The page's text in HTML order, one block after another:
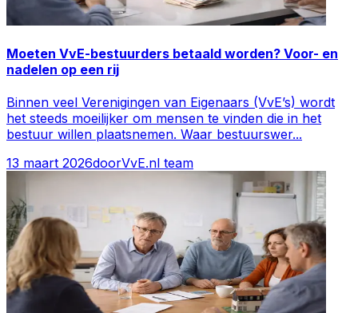
Moeten VvE-bestuurders betaald worden? Voor- en
nadelen op een rij
Binnen veel Verenigingen van Eigenaars (VvE’s) wordt
het steeds moeilijker om mensen te vinden die in het
bestuur willen plaatsnemen. Waar bestuurswer...
13 maart 2026doorVvE.nl team